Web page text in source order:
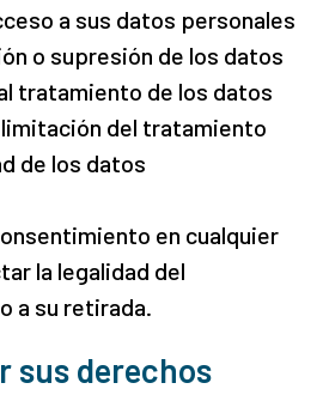
a sus datos personales
o supresión de los datos
tratamiento de los datos
del tratamiento
de los datos
en cualquier
la legalidad del
a su retirada.
sus derechos